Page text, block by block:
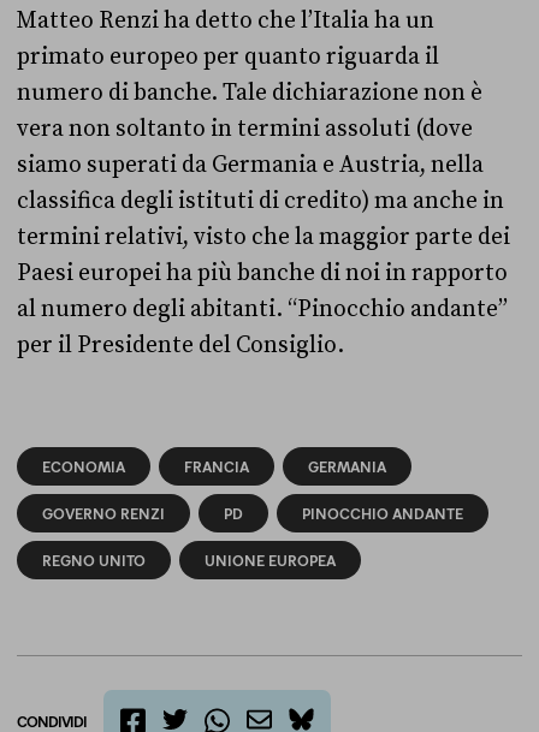
Matteo Renzi ha detto che l’Italia ha un
primato europeo per quanto riguarda il
numero di banche. Tale dichiarazione non è
vera non soltanto in termini assoluti (dove
siamo superati da Germania e Austria, nella
classifica degli istituti di credito) ma anche in
termini relativi, visto che la maggior parte dei
Paesi europei ha più banche di noi in rapporto
al numero degli abitanti. “Pinocchio andante”
per il Presidente del Consiglio.
ECONOMIA FRANCIA GERMANIA
GOVERNO RENZI PD PINOCCHIO ANDANTE
REGNO UNITO UNIONE EUROPEA
CONDIVIDI